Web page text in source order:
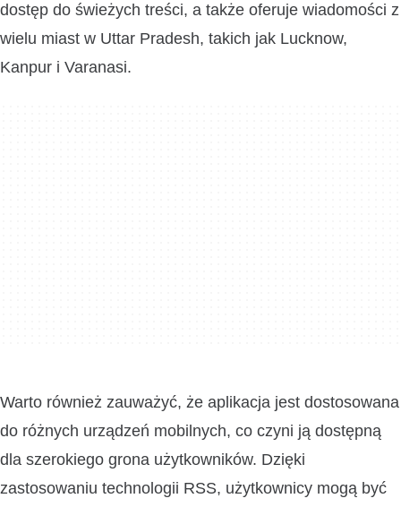
dostęp do świeżych treści, a także oferuje wiadomości z
wielu miast w Uttar Pradesh, takich jak Lucknow,
Kanpur i Varanasi.
Warto również zauważyć, że aplikacja jest dostosowana
do różnych urządzeń mobilnych, co czyni ją dostępną
dla szerokiego grona użytkowników. Dzięki
zastosowaniu technologii RSS, użytkownicy mogą być